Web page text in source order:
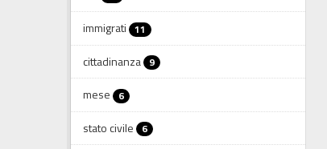
immigrati 11
cittadinanza 9
mese 6
stato civile 6